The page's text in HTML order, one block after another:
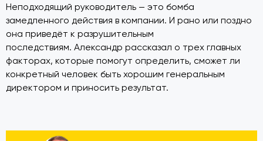
Неподходящий руководитель — это бомба
замедленного действия в компании. И рано или поздно
она приведёт к разрушительным
последствиям. Александр рассказал о трех главных
факторах, которые помогут определить, сможет ли
конкретный человек быть хорошим генеральным
директором и приносить результат.